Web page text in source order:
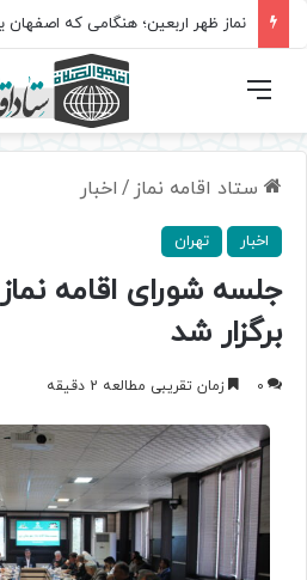
فهرست
ستاد اقامه نماز / اخبار
اخبار تهران
جلسه شورای اقامه
برگزار شد
0 زمان تقریبی مطالعه 2 دقیقه